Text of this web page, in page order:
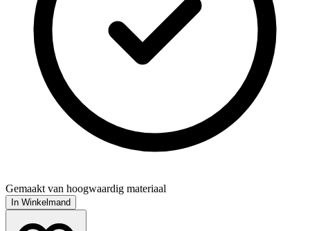
Gemaakt van hoogwaardig materiaal
In Winkelmand